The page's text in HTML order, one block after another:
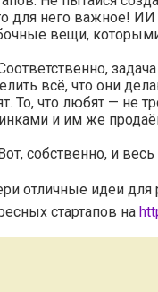
для него важное!
вещи,
всё, что они
То, что любят — не
и им же
собственно, и
отличные идеи для
стартапов на